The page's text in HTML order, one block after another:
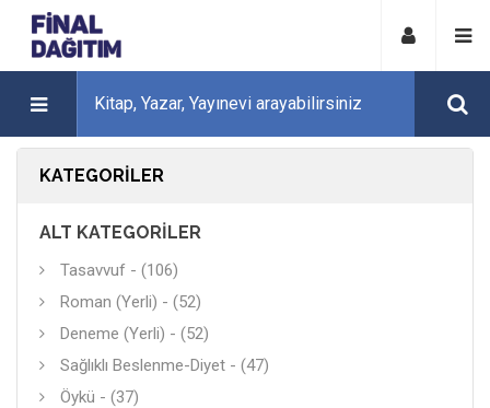
KATEGORILER
ALT KATEGORILER
Tasavvuf - (106)
Roman (Yerli) - (52)
Deneme (Yerli) - (52)
Sağlıklı Beslenme-Diyet - (47)
Öykü - (37)